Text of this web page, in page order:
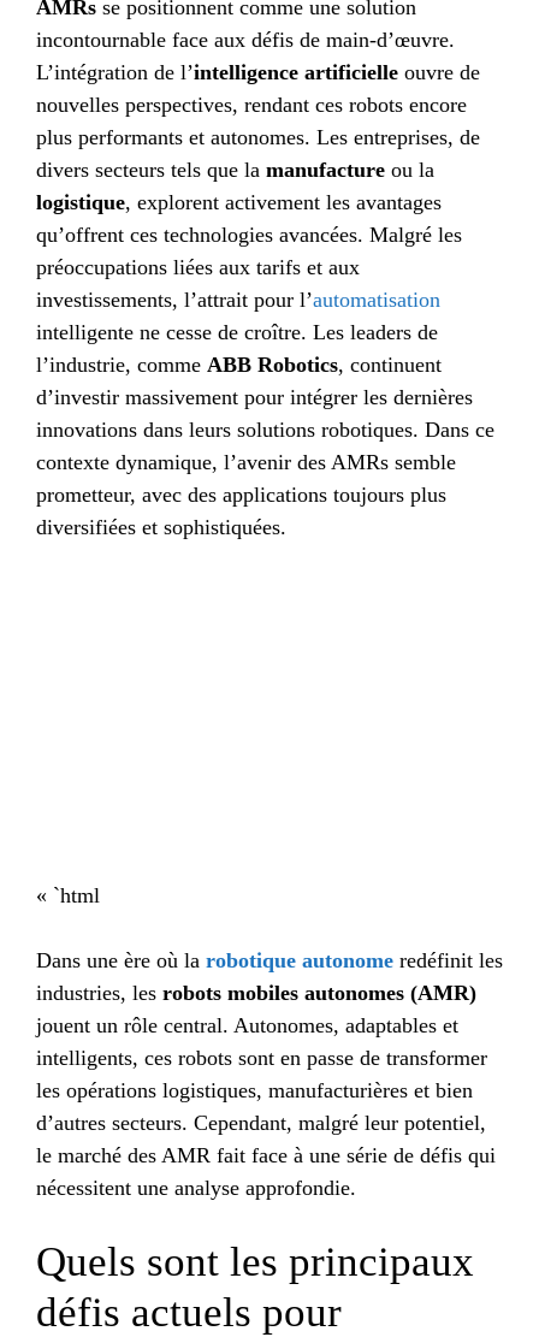
AMRs se positionnent comme une solution
incontournable face aux défis de main-d’œuvre.
L’intégration de l’intelligence artificielle ouvre de
nouvelles perspectives, rendant ces robots encore
plus performants et autonomes. Les entreprises, de
divers secteurs tels que la manufacture ou la
logistique, explorent activement les avantages
qu’offrent ces technologies avancées. Malgré les
préoccupations liées aux tarifs et aux
investissements, l’attrait pour l’automatisation
intelligente ne cesse de croître. Les leaders de
l’industrie, comme ABB Robotics, continuent
d’investir massivement pour intégrer les dernières
innovations dans leurs solutions robotiques. Dans ce
contexte dynamique, l’avenir des AMRs semble
prometteur, avec des applications toujours plus
diversifiées et sophistiquées.
« `html
Dans une ère où la robotique autonome redéfinit les
industries, les robots mobiles autonomes (AMR)
jouent un rôle central. Autonomes, adaptables et
intelligents, ces robots sont en passe de transformer
les opérations logistiques, manufacturières et bien
d’autres secteurs. Cependant, malgré leur potentiel,
le marché des AMR fait face à une série de défis qui
nécessitent une analyse approfondie.
Quels sont les principaux
défis actuels pour